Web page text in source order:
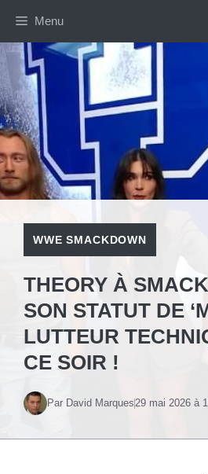
contenu
Menu
WWE SMACKDOWN
THEORY À
SON STATUT DE
LUTTEUR
CE SOIR !
Par David Marques29 mai 2026 à